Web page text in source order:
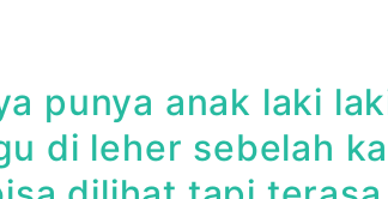
punya anak laki
di leher sebelah